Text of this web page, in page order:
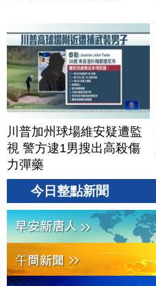
川普加州球場維安疑遭監
視 警方逮1男搜出高殺傷
力彈藥
今日整點新聞